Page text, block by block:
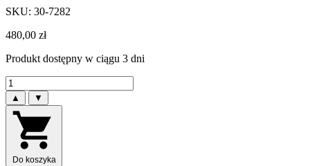
SKU: 30-7282
480,00 zł
Produkt dostępny w ciągu 3 dni
▲ ▼
Do koszyka